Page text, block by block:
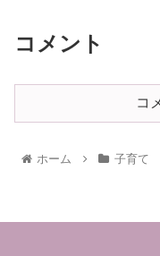
コメント
コ
ホーム 子育て